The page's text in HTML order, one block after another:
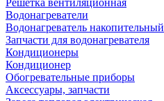
Решетка вентиляционная
Водонагреватели
Водонагреватель накопительный
Запчасти для водонагревателя
Кондиционеры
Кондиционер
Обогревательные приборы
Аксессуары, запчасти